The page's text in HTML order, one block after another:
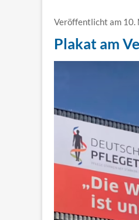
Veröffentlicht am 10.
Plakat am